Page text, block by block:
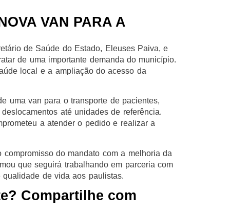
VAN PARA A
de Saúde do Estado, Eleuses Paiva, e
de uma importante demanda do município.
local e a ampliação do acesso da
uma van para o transporte de pacientes,
até unidades de referência.
a atender o pedido e realizar a
do mandato com a melhoria da
que seguirá trabalhando em parceria com
de vida aos paulistas.
Compartilhe com